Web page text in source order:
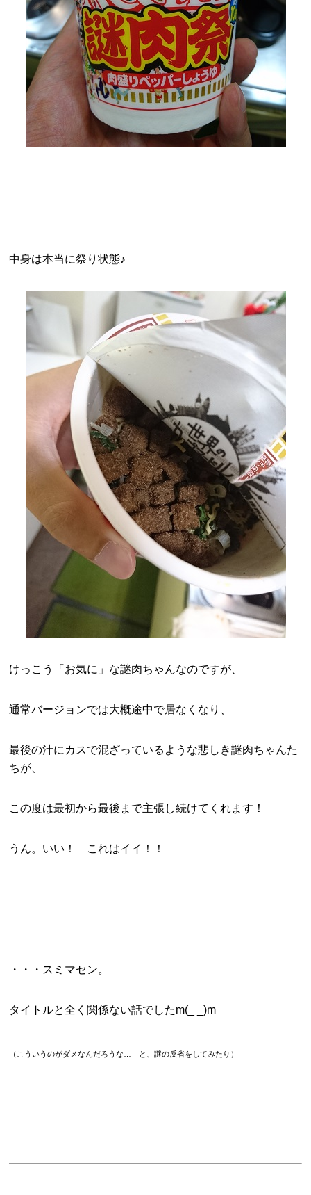
中身は本当に祭り状態♪
けっこう「お気に」な謎肉ちゃんなのですが、
通常バージョンでは大概途中で居なくなり、
最後の汁にカスで混ざっているような悲しき謎肉ちゃんた
ちが、
この度は最初から最後まで主張し続けてくれます！
うん。いい！ これはイイ！！
・・・スミマセン。
タイトルと全く関係ない話でしたm(_ _)m
（こういうのがダメなんだろうな… と、謎の反省をしてみたり）